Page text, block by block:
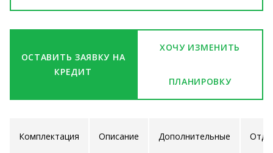
ХОЧУ ИЗМЕНИТЬ
ПЛАНИРОВКУ
ОСТАВИТЬ ЗАЯВКУ НА
КРЕДИТ
Комплектация Описание Дополнительные